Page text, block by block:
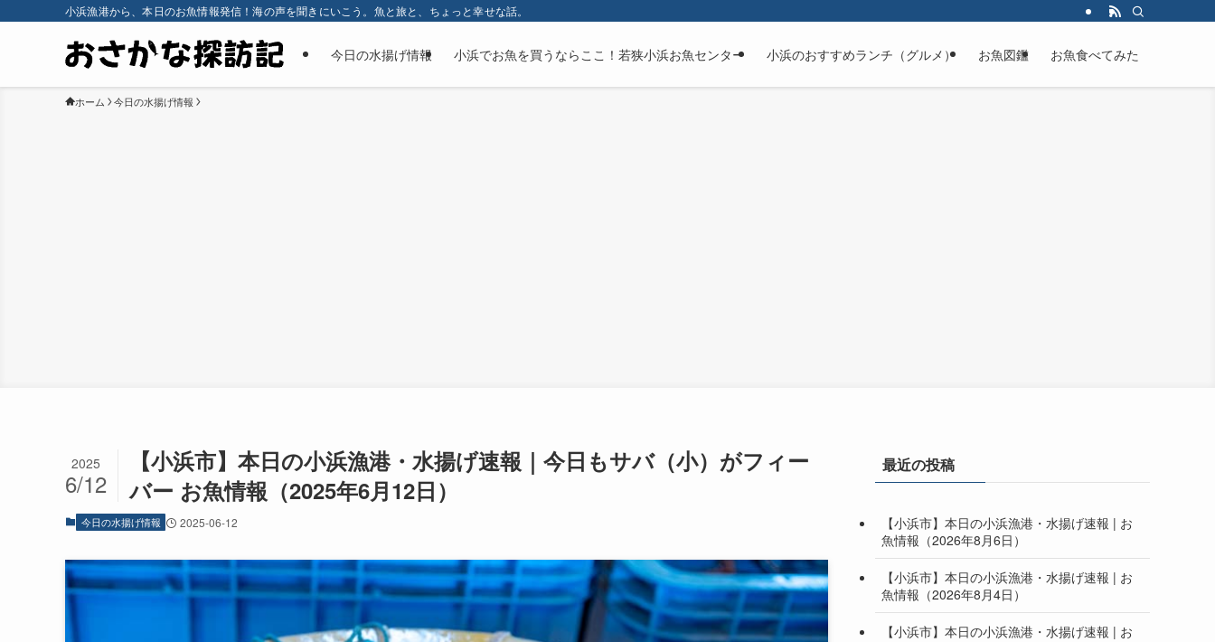
小浜漁港から、本日のお魚情報発信！海の声を聞きにいこう。魚と旅と、ちょっと幸せな話。
今日の水揚げ情報 小浜でお魚を買うならここ！若狭小浜お魚センター 小浜のおすすめランチ（グルメ） お魚図鑑 お魚食べてみた
ホーム 今日の水揚げ情報
【小浜市】本日の小浜漁港・水揚げ速報｜今日もサバ（小）がフィー
バー お魚情報（2025年6月12日）
2025
6/12
今日の水揚げ情報 2025-06-12
最近の投稿
【小浜市】本日の小浜漁港・水揚げ速報 | お
魚情報（2026年8月6日）
【小浜市】本日の小浜漁港・水揚げ速報 | お
魚情報（2026年8月4日）
【小浜市】本日の小浜漁港・水揚げ速報 | お